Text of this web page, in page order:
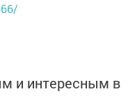
и интересным в